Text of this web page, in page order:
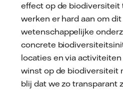
effect op de biodiversiteit
werken er hard aan om
wetenschappelijke
concrete
locaties en via
winst op de biodiversiteit
blij dat we zo transparant